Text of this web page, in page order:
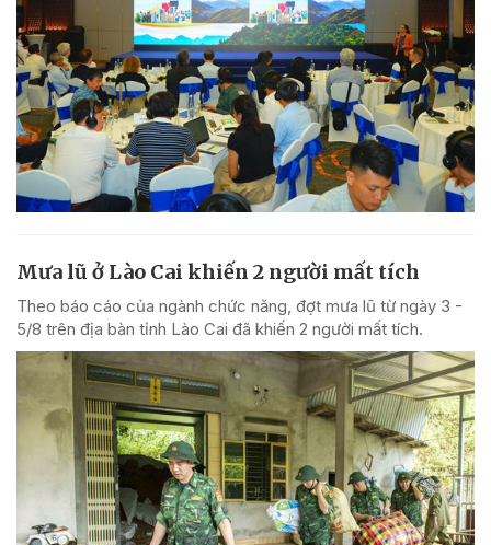
Mưa lũ ở Lào Cai khiến 2 người mất tích
Theo báo cáo của ngành chức năng, đợt mưa lũ từ ngày 3 -
5/8 trên địa bàn tỉnh Lào Cai đã khiến 2 người mất tích.